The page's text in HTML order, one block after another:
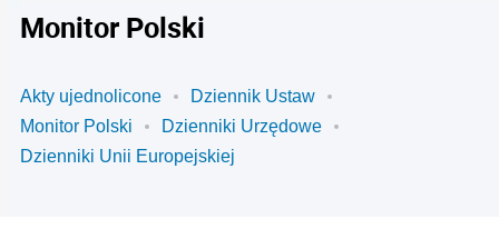
Monitor Polski
Akty ujednolicone
Dziennik Ustaw
Monitor Polski
Dzienniki Urzędowe
Dzienniki Unii Europejskiej